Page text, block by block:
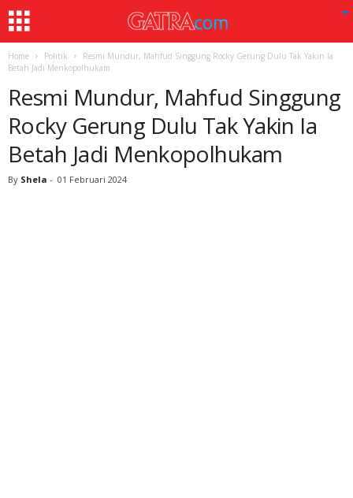
Home Politik
Resmi Mundur, Mahfud Singgung Rocky Gerung Dulu Tak Yakin Ia
Betah Jadi Menkopolhukam
Resmi Mundur, Mahfud Singgung
Rocky Gerung Dulu Tak Yakin Ia
Betah Jadi Menkopolhukam
By Shela - 01 Februari 2024